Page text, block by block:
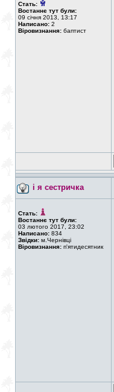
Стать:
Востаннє тут були:
09 січня 2013, 13:17
Написано: 2
Віровизнання: баптист
і я сестричка
Стать:
Востаннє тут були:
03 лютого 2017, 23:02
Написано: 834
Звідки: м.Чернівці
Віровизнання: п'ятидесятник